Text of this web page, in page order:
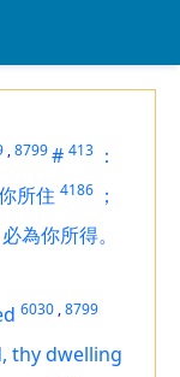
,8799# 413 ：
所住 4186 ；
必為你所得。
6030 ,8799
thy dwelling